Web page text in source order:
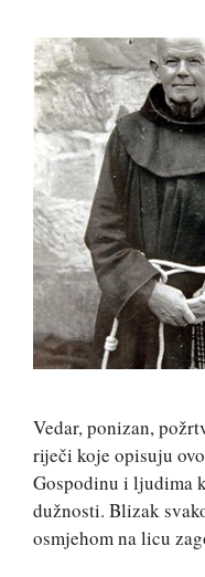
Vedar, ponizan,
riječi koje opisuju
Gospodinu i ljudima
dužnosti. Blizak
osmjehom na licu